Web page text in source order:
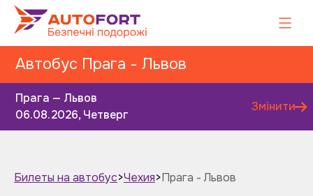
Автобус Прага - Львов
Прага — Львов
06.08.2026, Четверг
Змінити
Билеты на автобус>Чехия>Прага - Львов